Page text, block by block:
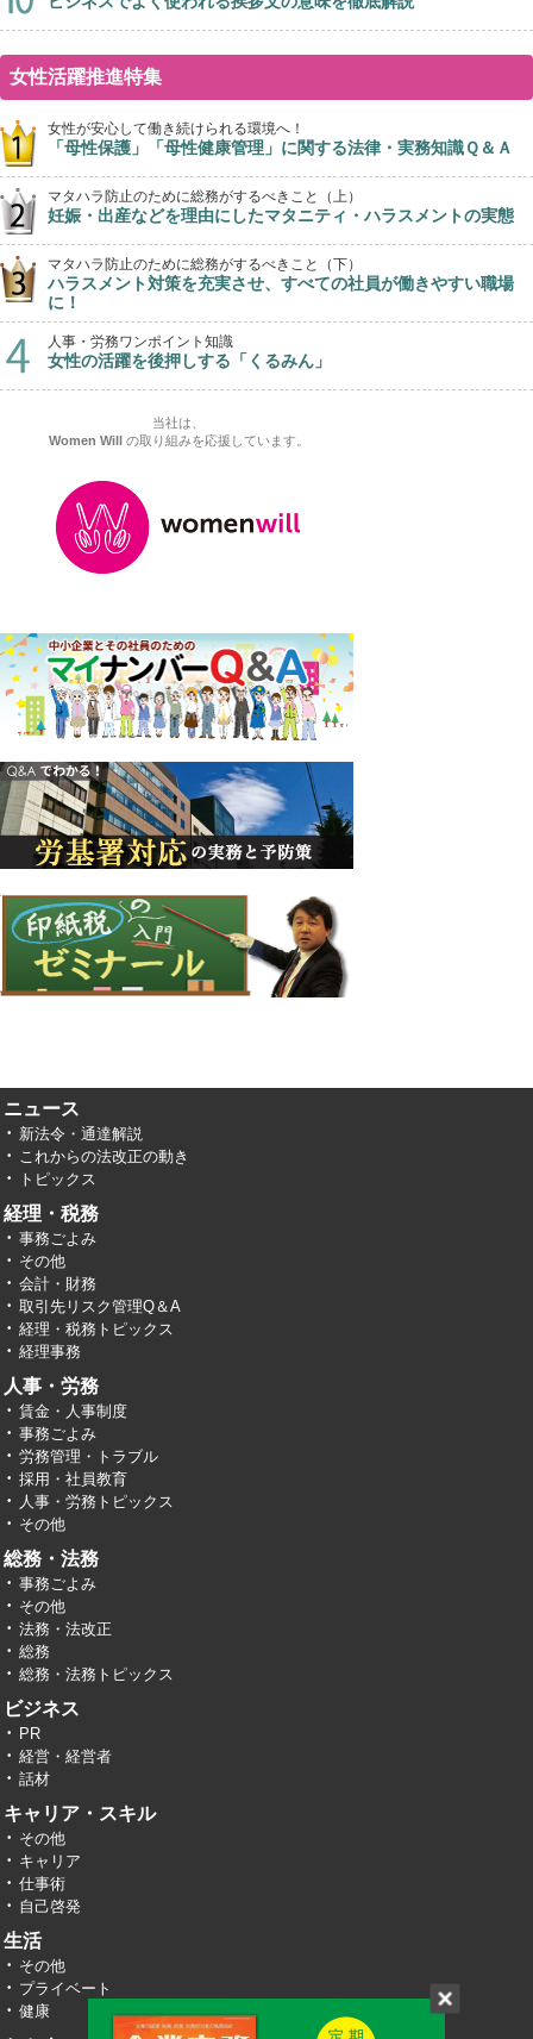
女性活躍推進特集
女性が安心して働き続けられる環境へ！
「母性保護」「母性健康管理」に関する法律・実務知識Ｑ＆Ａ
マタハラ防止のために総務がするべきこと（上）
妊娠・出産などを理由にしたマタニティ・ハラスメントの実態
マタハラ防止のために総務がするべきこと（下）
ハラスメント対策を充実させ、すべての社員が働きやすい職場
に！
人事・労務ワンポイント知識
女性の活躍を後押しする「くるみん」
当社は、
Women Will
の取り組みを応援しています。
ニュース
新法令・通達解説
これからの法改正の動き
トピックス
経理・税務
事務ごよみ
その他
会計・財務
取引先リスク管理Q＆A
経理・税務トピックス
経理事務
人事・労務
賃金・人事制度
事務ごよみ
労務管理・トラブル
採用・社員教育
人事・労務トピックス
その他
総務・法務
事務ごよみ
その他
法務・法改正
総務
総務・法務トピックス
ビジネス
PR
経営・経営者
話材
キャリア・スキル
その他
キャリア
仕事術
自己啓発
生活
その他
プライベート
健康